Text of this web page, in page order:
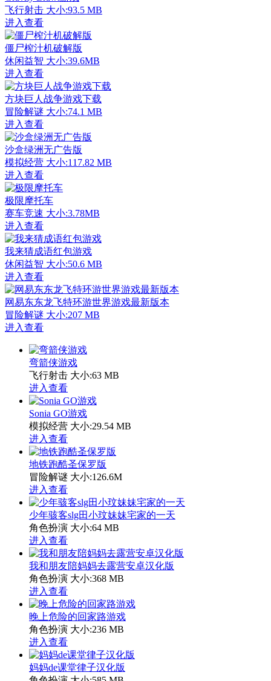
飞行射击 大小:93.5 MB
进入查看
僵尸榨汁机破解版
休闲益智 大小:39.6MB
进入查看
方块巨人战争游戏下载
冒险解谜 大小:74.1 MB
进入查看
沙盒绿洲无广告版
模拟经营 大小:117.82 MB
进入查看
极限摩托车
赛车竞速 大小:3.78MB
进入查看
我来猜成语红包游戏
休闲益智 大小:50.6 MB
进入查看
网易东东龙飞特环游世界游戏最新版本
冒险解谜 大小:207 MB
进入查看
弯箭侠游戏
飞行射击 大小:63 MB
进入查看
Sonia GO游戏
模拟经营 大小:29.54 MB
进入查看
地铁跑酷圣保罗版
冒险解谜 大小:126.6M
进入查看
少年骇客slg田小玟妹妹宅家的一天
角色扮演 大小:64 MB
进入查看
我和朋友陪妈妈去露营安卓汉化版
角色扮演 大小:368 MB
进入查看
晚上危险的回家路游戏
角色扮演 大小:236 MB
进入查看
妈妈de课堂律子汉化版